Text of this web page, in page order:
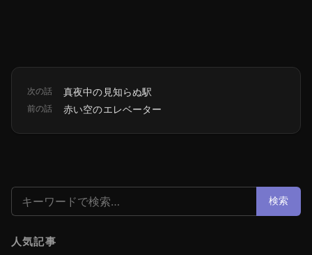
次の話 真夜中の見知らぬ駅
前の話 赤い空のエレベーター
検索: 検索
人気記事